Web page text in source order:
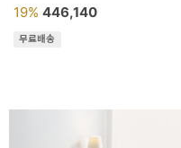
19% 446,140
무료배송